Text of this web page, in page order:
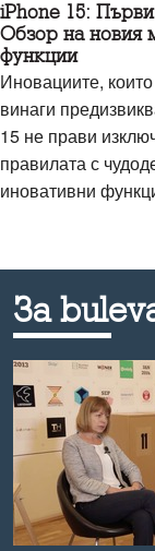
iPhone 15:
Обзор на новия
функции
Иновациите,
винаги
15 не прави
правилата с
иновативни
За